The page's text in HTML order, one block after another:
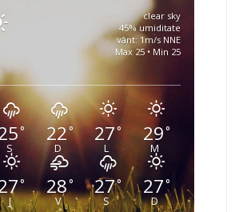
clear sky
45% umiditate
vânt: 1m/s NNE
Max 25 • Min 25
°
S
22°
D
27°
L
29°
M
°
J
28°
V
27°
S
27°
D